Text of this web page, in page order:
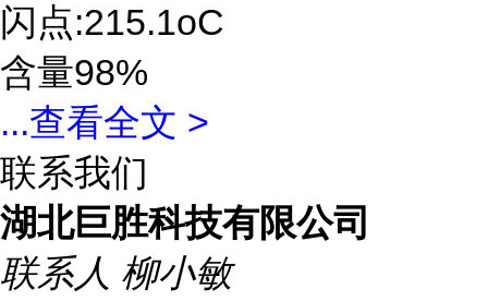
闪点:215.1oC
含量98%
...查看全文 >
联系我们
湖北巨胜科技有限公司
联系人 柳小敏